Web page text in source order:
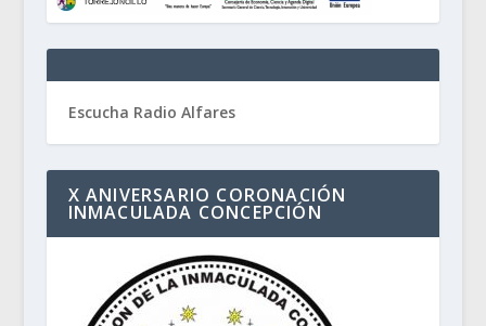
Escucha Radio Alfares
X ANIVERSARIO CORONACIÓN
INMACULADA CONCEPCIÓN